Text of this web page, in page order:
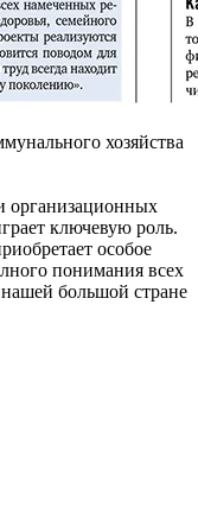
хозяйства
организационных
ключевую роль.
особое
понимания всех
большой стране